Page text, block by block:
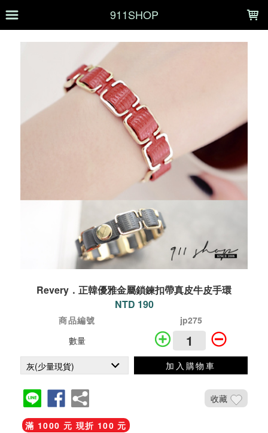
911SHOP
Revery．正韓優雅金屬鎖鍊扣帶真皮牛皮手環
NTD 190
商品編號
jp275
數量
加入購物車
收藏
滿 1000 元 現折 100 元